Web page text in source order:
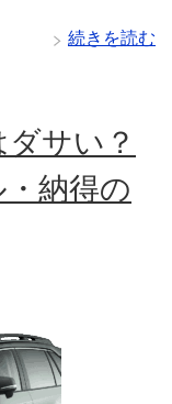
続きを読む
サい？
納得の